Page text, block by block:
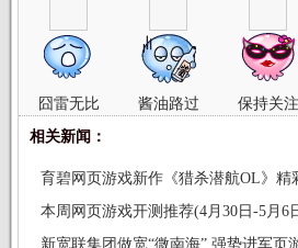
囧雷无比 酱油路过 保持关注
相关新闻：
育碧网页游戏新作《猎杀潜航OL》精
频
本周网页游戏开测推荐(4月30日-5月6
新宽联集团做宽“微南海” 强势进军页